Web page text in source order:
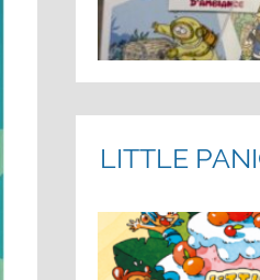
LITTLE